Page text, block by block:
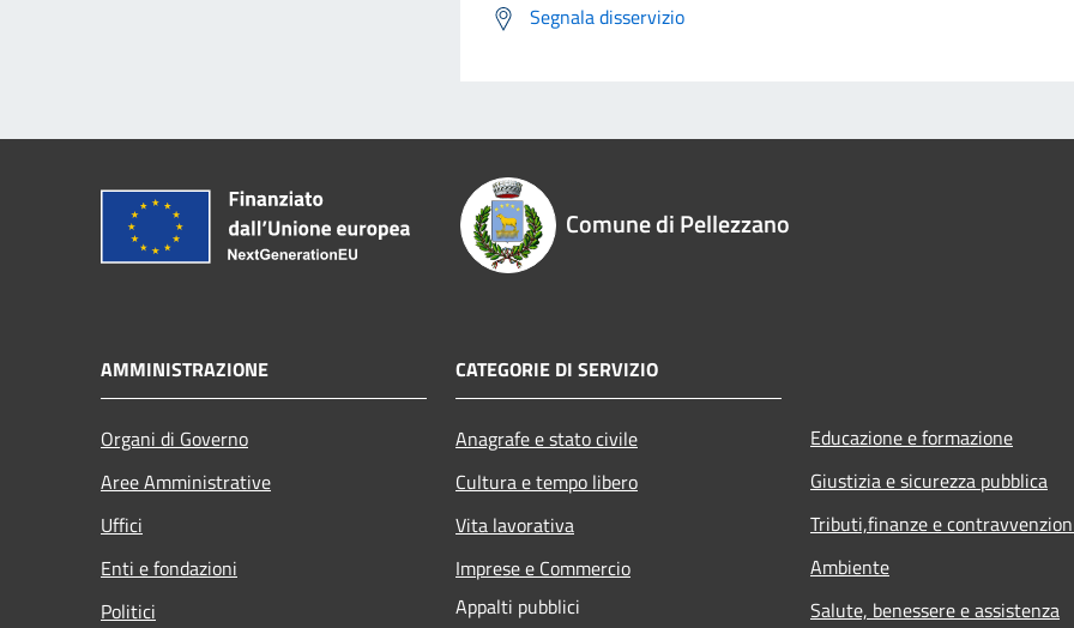
Segnala disservizio
Comune di Pellezzano
AMMINISTRAZIONE
Organi di Governo
Aree Amministrative
Uffici
Enti e fondazioni
Politici
CATEGORIE DI SERVIZIO
Anagrafe e stato civile
Cultura e tempo libero
Vita lavorativa
Imprese e Commercio
Appalti pubblici
Educazione e formazione
Giustizia e sicurezza pubblica
Tributi,finanze e
Ambiente
Salute, benessere e assistenza